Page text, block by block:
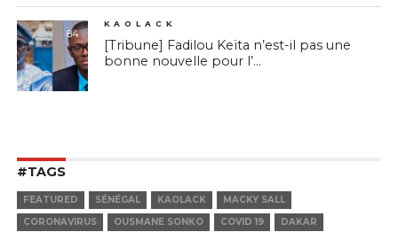
84
KAOLACK
[Tribune] Fadilou Keïta n’est-il pas une
bonne nouvelle pour l’...
#TAGS
FEATURED SÉNÉGAL KAOLACK
MACKY SALL
CORONAVIRUS
OUSMANE SONKO COVID 19
DAKAR